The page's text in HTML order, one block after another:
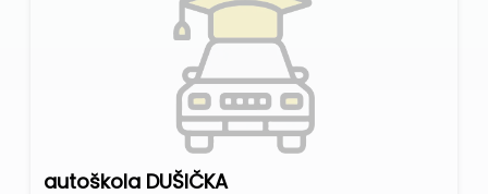
autoškola DUŠIČKA